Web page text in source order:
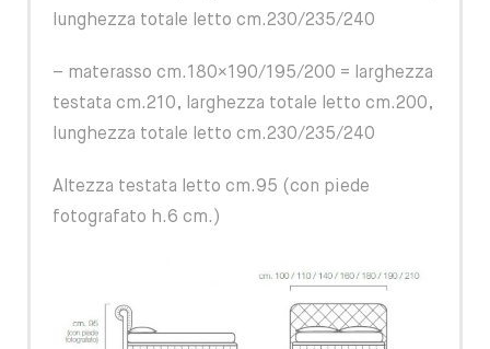
lunghezza totale letto cm.230/235/240
– materasso cm.180×190/195/200 = larghezza
testata cm.210, larghezza totale letto cm.200,
lunghezza totale letto cm.230/235/240
Altezza testata letto cm.95 (con piede
fotografato h.6 cm.)